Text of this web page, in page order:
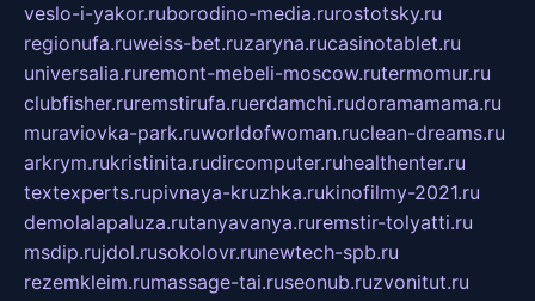
veslo-i-yakor.ruborodino-media.rurostotsky.ru
regionufa.ruweiss-bet.ruzaryna.rucasinotablet.ru
universalia.ruremont-mebeli-moscow.rutermomur.ru
clubfisher.ruremstirufa.ruerdamchi.rudoramamama.ru
muraviovka-park.ruworldofwoman.ruclean-dreams.ru
arkrym.rukristinita.rudircomputer.ruhealthenter.ru
textexperts.rupivnaya-kruzhka.rukinofilmy-2021.ru
demolalapaluza.rutanyavanya.ruremstir-tolyatti.ru
msdip.rujdol.rusokolovr.runewtech-spb.ru
rezemkleim.rumassage-tai.ruseonub.ruzvonitut.ru